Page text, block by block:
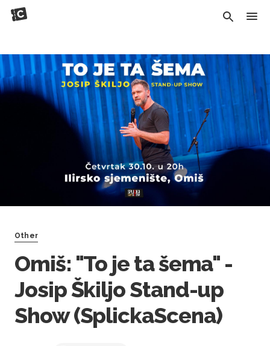
Other
Omiš: "To je ta šema" -
Josip Škiljo Stand-up
Show (SplickaScena)